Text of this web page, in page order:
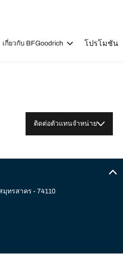
เกี่ยวกับ BFGoodrich โปรโมชัน
ติดต่อตัวแทนจำหน่าย
ทรสาคร - 74110